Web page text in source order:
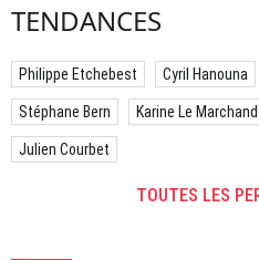
TENDANCES
Philippe Etchebest Cyril Hanouna
Stéphane Bern Karine Le Marchand
Julien Courbet
TOUTES LES